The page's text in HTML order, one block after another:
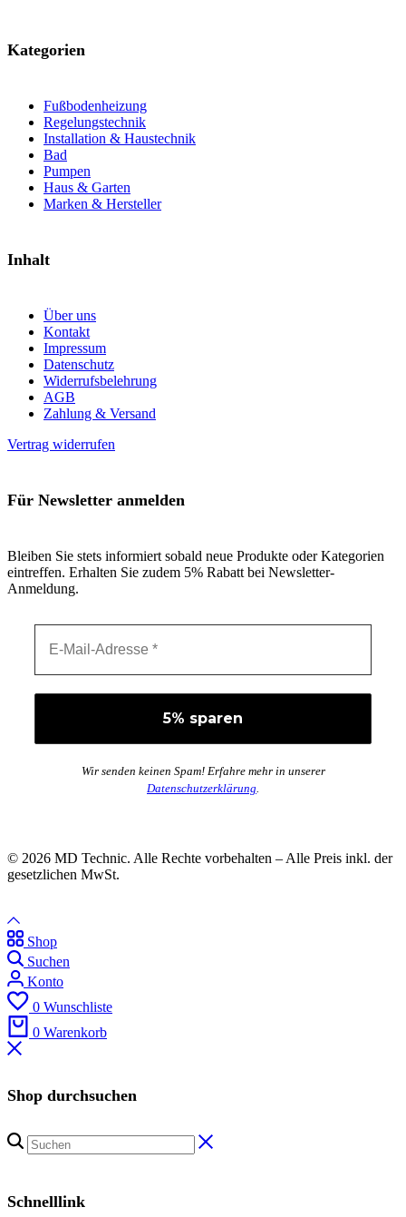
Kategorien
Fußbodenheizung
Regelungstechnik
Installation & Haustechnik
Bad
Pumpen
Haus & Garten
Marken & Hersteller
Inhalt
Über uns
Kontakt
Impressum
Datenschutz
Widerrufsbelehrung
AGB
Zahlung & Versand
Vertrag widerrufen
Für Newsletter anmelden
Bleiben Sie stets informiert sobald neue Produkte oder Kategorien
eintreffen. Erhalten Sie zudem 5% Rabatt bei Newsletter-
Anmeldung.
Wir senden keinen Spam! Erfahre mehr in unserer
Datenschutzerklärung
© 2026 MD Technic. Alle Rechte vorbehalten – Alle Preis inkl. der
gesetzlichen MwSt.
Shop
Suchen
Konto
0 Wunschliste
0 Warenkorb
Shop durchsuchen
Schnelllink